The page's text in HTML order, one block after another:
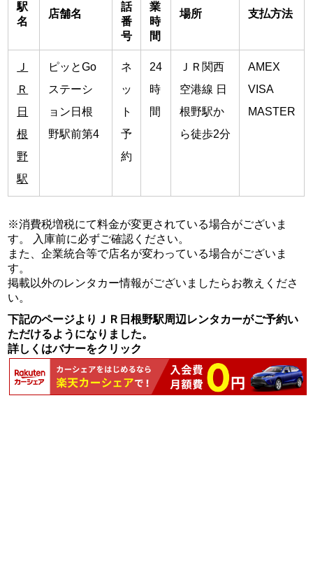
駅
名
店舗名
話
番
号
業
時
間
場所 支払方法
Ｊ
Ｒ
日
根
野
駅
ピッとGo
ステーシ
ョン日根
野駅前第4
ネ
ッ
ト
予
約
24
時
間
ＪＲ関西
空港線 日
根野駅か
ら徒歩2分
AMEX
VISA
MASTER
※消費税増税にて料金が変更されている場合がございま
す。 入庫前に必ずご確認ください。
また、企業統合等で店名が変わっている場合がございま
す。
掲載以外のレンタカー情報がございましたらお教えくださ
い。
下記のページよりＪＲ日根野駅周辺レンタカーがご予約い
ただけるようになりました。
詳しくはバナーをクリック